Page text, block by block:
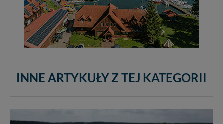
INNE ARTYKUŁY Z TEJ KATEGORII